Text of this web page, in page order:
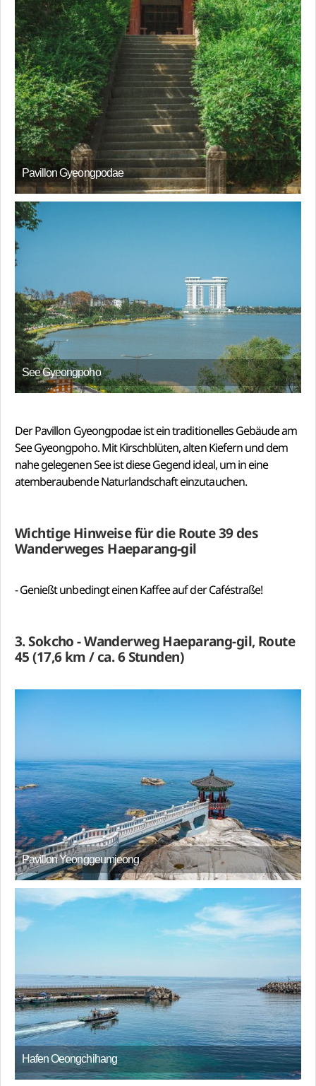
Pavillon Gyeongpodae
See Gyeongpoho
Der Pavillon Gyeongpodae ist ein traditionelles Gebäude am
See Gyeongpoho. Mit Kirschblüten, alten Kiefern und dem
nahe gelegenen See ist diese Gegend ideal, um in eine
atemberaubende Naturlandschaft einzutauchen.
Wichtige Hinweise für die Route 39 des
Wanderweges Haeparang-gil
- Genießt unbedingt einen Kaffee auf der Caféstraße!
3. Sokcho - Wanderweg Haeparang-gil, Route
45 (17,6 km / ca. 6 Stunden)
Pavillon Yeonggeumjeong
Hafen Oeongchihang